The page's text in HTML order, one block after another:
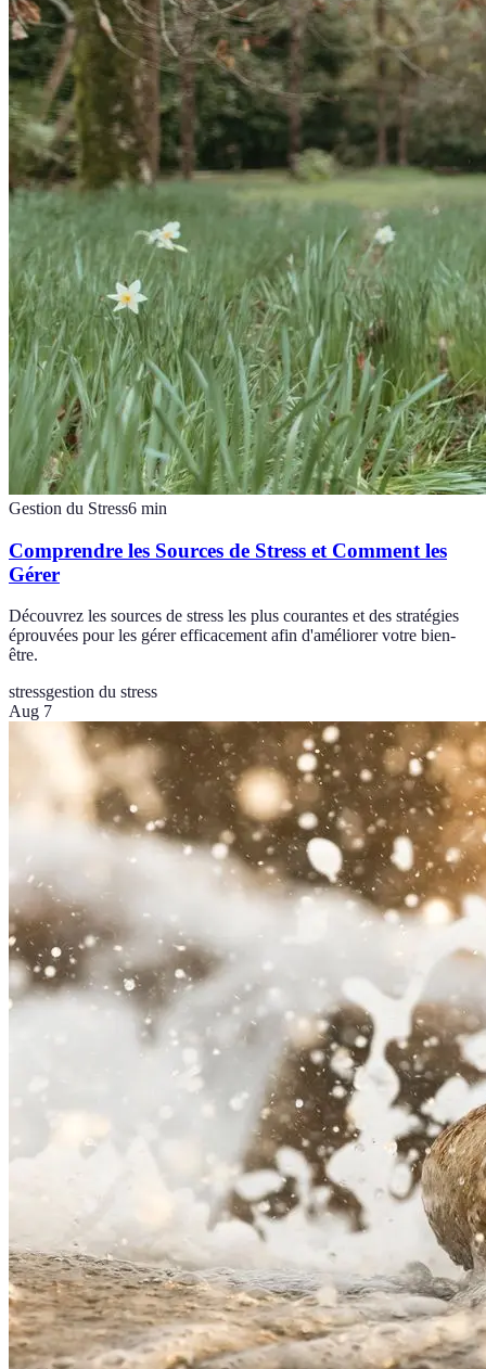
Gestion du Stress6 min
Comprendre les Sources de Stress et Comment les
Gérer
Découvrez les sources de stress les plus courantes et des stratégies
éprouvées pour les gérer efficacement afin d'améliorer votre bien-
être.
stressgestion du stress
Aug 7